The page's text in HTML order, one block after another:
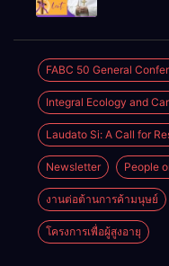
โอกาส
เทศกาลม
พรต
ค.ศ.2026
FABC 50 General
Integral Ecology and
Laudato Si: A Call for
Newsletter People
งานต่อต้านการค้ามนุษย์
โครงการเพื่อผู้สูงอายุ